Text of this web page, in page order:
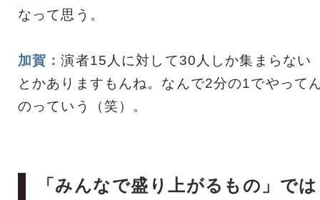
なって思う。
加賀：演者15人に対して30人しか集まらない
とかありますもんね。なんで2分の1でやって
のっていう（笑）。
「みんなで盛り上がるもの」では